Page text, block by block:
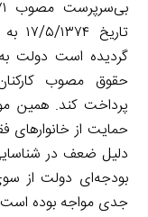
حقوق مصوب
حمایت از خانوارهای
دلیل ضعف در
بودجه‌ای دولت از
جدی مواجه بوده